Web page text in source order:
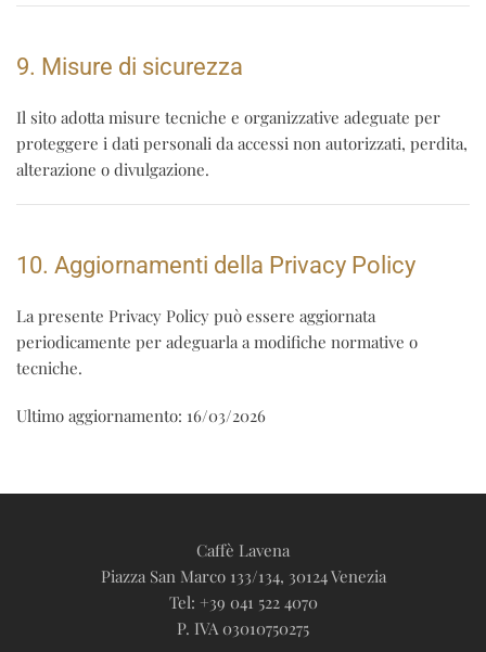
9. Misure di sicurezza
Il sito adotta misure tecniche e organizzative adeguate per
proteggere i dati personali da accessi non autorizzati, perdita,
alterazione o divulgazione.
10. Aggiornamenti della Privacy Policy
La presente Privacy Policy può essere aggiornata
periodicamente per adeguarla a modifiche normative o
tecniche.
Ultimo aggiornamento: 16/03/2026
Caffè Lavena
Piazza San Marco 133/134, 30124 Venezia
Tel: +39 041 522 4070
P. IVA 03010750275